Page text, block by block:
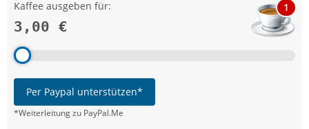
Kaffee ausgeben für:
3,00 €
1
Per Paypal unterstützen*
*Weiterleitung zu PayPal.Me